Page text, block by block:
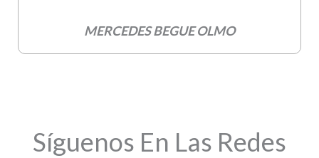
MERCEDES BEGUE OLMO
Síguenos En Las Redes